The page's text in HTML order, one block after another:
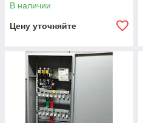
В наличии
Цену уточняйте